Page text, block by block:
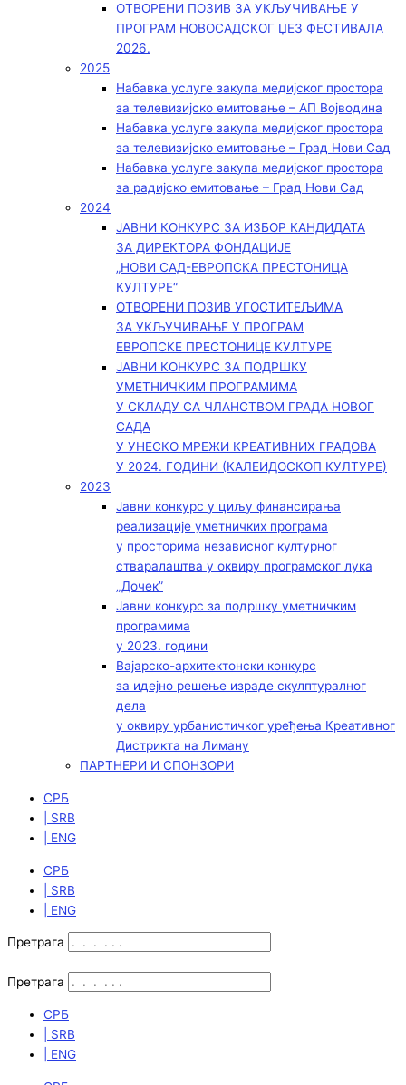
ОТВОРЕНИ ПОЗИВ ЗА УКЉУЧИВАЊЕ У
ПРОГРАМ НОВОСАДСКОГ ЏЕЗ ФЕСТИВАЛА
2026.
2025
Набавка услуге закупа медијског простора
за телевизијско емитовање – АП Војводинa
Набавка услуге закупа медијског простора
за телевизијско емитовање – Град Нови Сад
Набавка услуге закупа медијског простора
за радијско емитовање – Град Нови Сад
2024
ЈАВНИ КОНКУРС ЗА ИЗБОР КАНДИДАТА
ЗА ДИРЕКТОРА ФОНДАЦИЈЕ
„НОВИ САД-ЕВРОПСКА ПРЕСТОНИЦА
КУЛТУРЕ“
ОТВОРЕНИ ПОЗИВ УГОСТИТЕЉИМА
ЗА УКЉУЧИВАЊЕ У ПРОГРАМ
ЕВРОПСКЕ ПРЕСТОНИЦЕ КУЛТУРЕ
ЈАВНИ КОНКУРС ЗА ПОДРШКУ
УМЕТНИЧКИМ ПРОГРАМИМА
У СКЛАДУ СА ЧЛАНСТВОМ ГРАДА НОВОГ
САДА
У УНЕСКО МРЕЖИ КРЕАТИВНИХ ГРАДОВА
У 2024. ГОДИНИ (КАЛЕИДОСКОП КУЛТУРЕ)
2023
Јавни конкурс у циљу финансирања
реализације уметничких програма
у просторима независног културног
стваралаштва у оквиру програмског лука
„Дочек”
Јавни конкурс за подршку уметничким
програмима
у 2023. години
Вајарско-архитектонски конкурс
за идејно решење израде скулптуралног
дела
у оквиру урбанистичког уређења Креативног
Дистрикта на Лиману
ПАРТНЕРИ И СПОНЗОРИ
СРБ
| SRB
| ENG
СРБ
| SRB
| ENG
Претрага
Претрага
СРБ
| SRB
| ENG